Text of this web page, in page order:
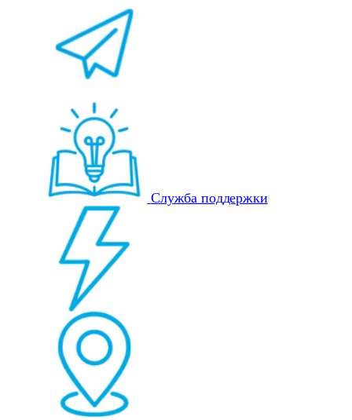
Служба поддержки